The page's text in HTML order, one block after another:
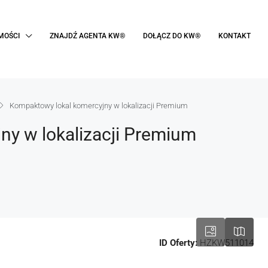
ZNAJDŹ AGENTA KW® DOŁĄCZ DO KW® KONTAKT
Kompaktowy lokal komercyjny w lokalizacji Premium
w lokalizacji Premium
ID Oferty: HZKW511014